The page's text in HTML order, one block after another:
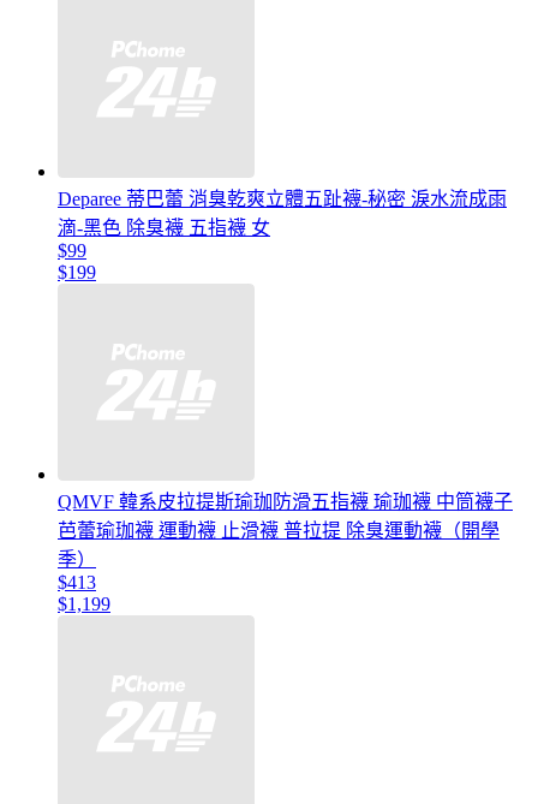
Deparee 蒂巴蕾 消臭乾爽立體五趾襪-秘密 淚水流成雨
滴-黑色 除臭襪 五指襪 女
$99
$199
QMVF 韓系皮拉提斯瑜珈防滑五指襪 瑜珈襪 中筒襪子
芭蕾瑜珈襪 運動襪 止滑襪 普拉提 除臭運動襪（開學
季）
$413
$1,199